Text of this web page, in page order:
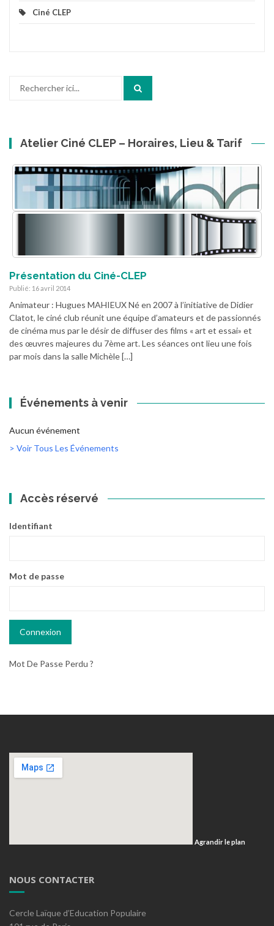
Ciné CLEP
Atelier Ciné CLEP – Horaires, Lieu & Tarif
Présentation du Ciné-CLEP
Publié: 16 avril 2014
Animateur : Hugues MAHIEUX Né en 2007 à l’initiative de Didier
Clatot, le ciné club réunit une équipe d’amateurs et de passionnés
de cinéma mus par le désir de diffuser des films « art et essai» et
des œuvres majeures du 7ème art. Les séances ont lieu une fois
par mois dans la salle Michèle […]
Événements à venir
Aucun événement
> Voir Tous Les Événements
Accès réservé
Identifiant
Mot de passe
Mot De Passe Perdu ?
Agrandir le plan
NOUS CONTACTER
Cercle Laïque d’Education Populaire